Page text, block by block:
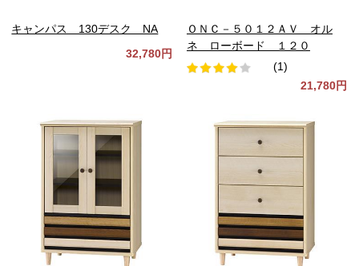
キャンパス 130デスク NA
32,780円
ＯＮＣ－５０１２ＡＶ オル
ネ ローボード １２０
(1)
21,780円